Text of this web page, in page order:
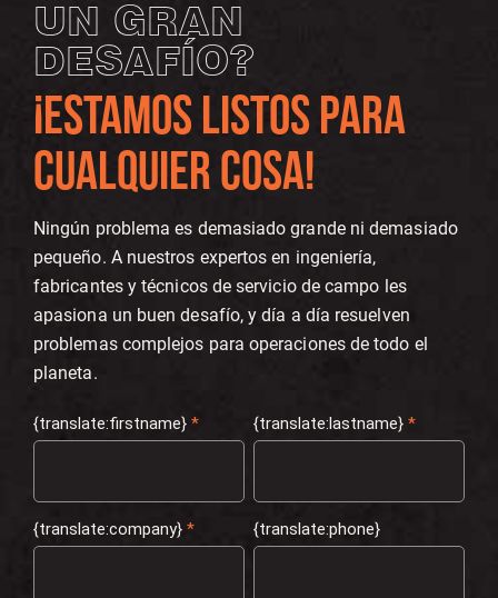
UN GRAN
DESAFÍO?
¡ESTAMOS LISTOS PARA
CUALQUIER COSA!
Ningún problema es demasiado grande ni demasiado
pequeño. A nuestros expertos en ingeniería,
fabricantes y técnicos de servicio de campo les
apasiona un buen desafío, y día a día resuelven
problemas complejos para operaciones de todo el
planeta.